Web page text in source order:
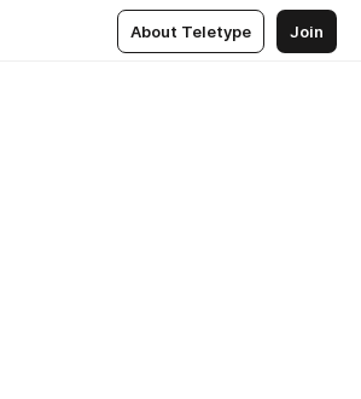
About Teletype Join